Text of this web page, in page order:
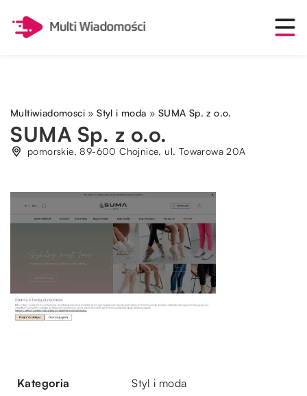
Multiwiadomosci »Styl i moda » SUMA Sp. z o.o.
SUMA Sp. z o.o.
pomorskie, 89-600 Chojnice, ul. Towarowa 20A
Kategoria Styl i moda